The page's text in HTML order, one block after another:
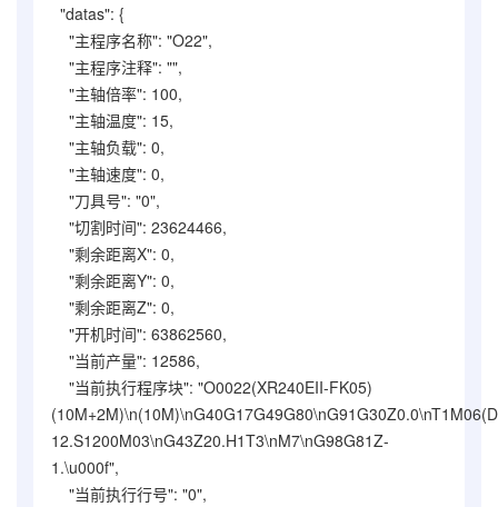
"datas": {
"主程序名称": "O22",
"主程序注释": "",
"主轴倍率": 100,
"主轴温度": 15,
"主轴负载": 0,
"主轴速度": 0,
"刀具号": "0",
"切割时间": 23624466,
"剩余距离X": 0,
"剩余距离Y": 0,
"剩余距离Z": 0,
"开机时间": 63862560,
"当前产量": 12586,
"当前执行程序块": "O0022(XR240EII-FK05)
12.S1200M03\nG43Z20.H1T3\nM7\nG98G81Z-
1.\u000f",
"当前执行行号": "0",